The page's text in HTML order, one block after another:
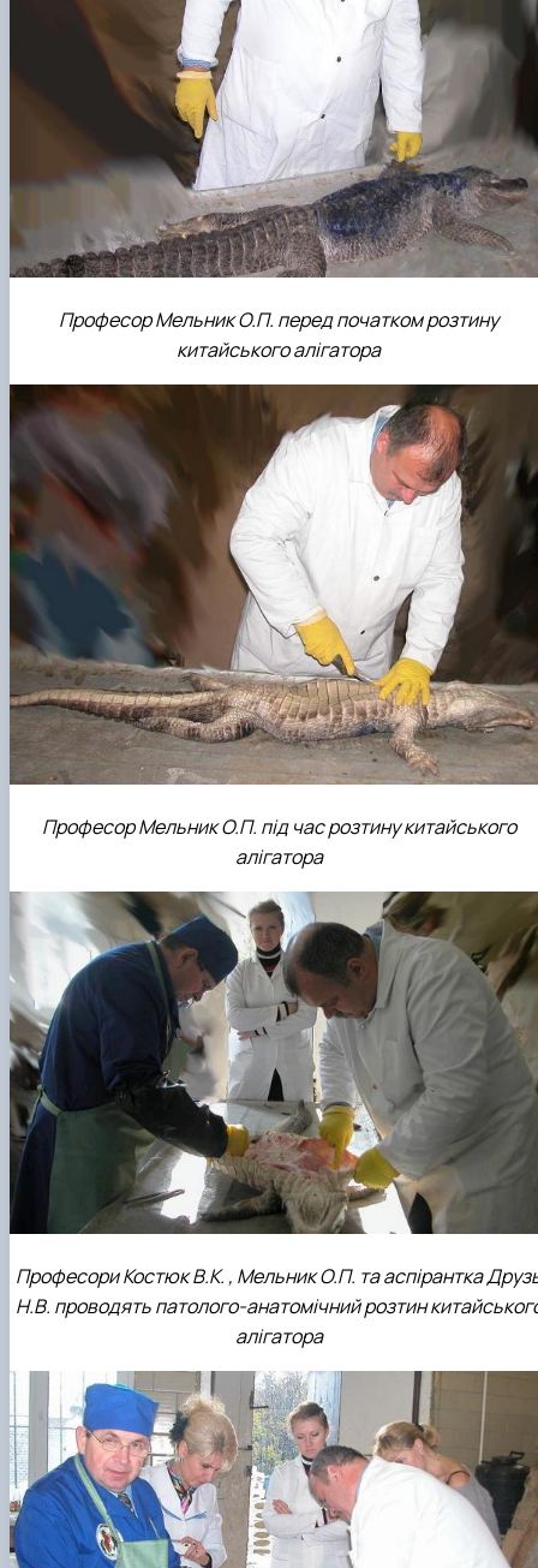
Професор Мельник О.П. перед початком розтину
китайського алігатора
Професор Мельник О.П. під час розтину китайського
алігатора
Професори Костюк В.К. , Мельник О.П. та аспірантка
Н.В. проводять патолого-анатомічний розтин
алігатора